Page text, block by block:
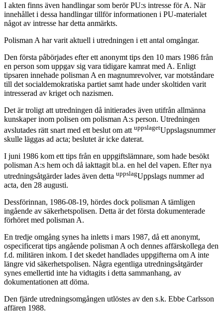
I akten finns även handlingar som berör PU:s intresse för A. När
innehållet i dessa handlingar tillför informationen i PU-materialet
något av intresse har detta anmärkts.
Polisman A har varit aktuell i utredningen i ett antal omgångar.
Den första påbörjades efter ett anonymt tips den 10 mars 1986 från
en person som uppgav sig vara tidigare kamrat med A. Enligt
tipsaren innehade polisman A en magnumrevolver, var motståndare
till det socialdemokratiska partiet samt hade under skoltiden varit
intresserad av kriget och nazismen.
Det är troligt att utredningen då initierades även utifrån allmänna
kunskaper inom polisen om polisman A:s person. Utredningen
avslutades rätt snart med ett beslut om att uppslagetUppslagsnummer
skulle läggas ad acta; beslutet är icke daterat.
I juni 1986 kom ett tips från en uppgiftslämnare, som hade besökt
polisman A:s hem och då iakttagit bl.a. en hel del vapen. Efter nya
utredningsåtgärder lades även detta uppslagUppslags nummer ad
acta, den 28 augusti.
Dessförinnan, 1986-08-19, hördes dock polisman A tämligen
ingående av säkerhetspolisen. Detta är det första dokumenterade
förhöret med polisman A.
En tredje omgång synes ha inletts i mars 1987, då ett anonymt,
ospecificerat tips angående polisman A och dennes affärskollega den
f.d. militären inkom. I det skedet handlades uppgifterna om A inte
längre vid säkerhetspolisen. Några egentliga utredningsåtgärder
synes emellertid inte ha vidtagits i detta sammanhang, av
dokumentationen att döma.
Den fjärde utredningsomgången utlöstes av den s.k. Ebbe Carlsson
affären 1988.